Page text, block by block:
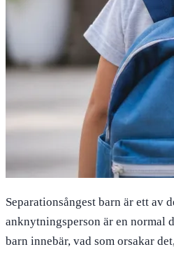
Separationsångest barn är ett av
anknytningsperson är en normal
barn innebär, vad som orsakar